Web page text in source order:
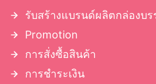
รับสร้างแบรนด์ผลิตกล่องบ
Promotion
การสั่งซื้อสินค้า
การชำระเงิน